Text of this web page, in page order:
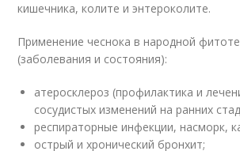
кишечника, колите и энтероколите.
Применение чеснока в народной
(заболевания и состояния):
атеросклероз (профилактика и
сосудистых изменений на ранних
респираторные инфекции, насморк,
острый и хронический бронхит;